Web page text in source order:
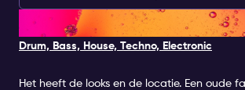
clubs zoals:
Joh n Doe,Club Atelier Panama
Sieraad
4. MELKWEG
Drum, Bass, House, Techno, Electronic
Het heeft de looks en de locatie. Een oude